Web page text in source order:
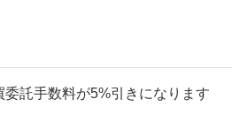
託手数料が5%引きになります